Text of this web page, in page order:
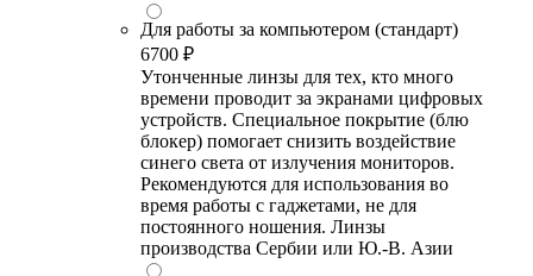
Для работы за компьютером (стандарт)
6700 ₽
Утонченные линзы для тех, кто много
времени проводит за экранами цифровых
устройств. Специальное покрытие (блю
блокер) помогает снизить воздействие
синего света от излучения мониторов.
Рекомендуются для использования во
время работы с гаджетами, не для
постоянного ношения. Линзы
производства Сербии или Ю.-В. Азии